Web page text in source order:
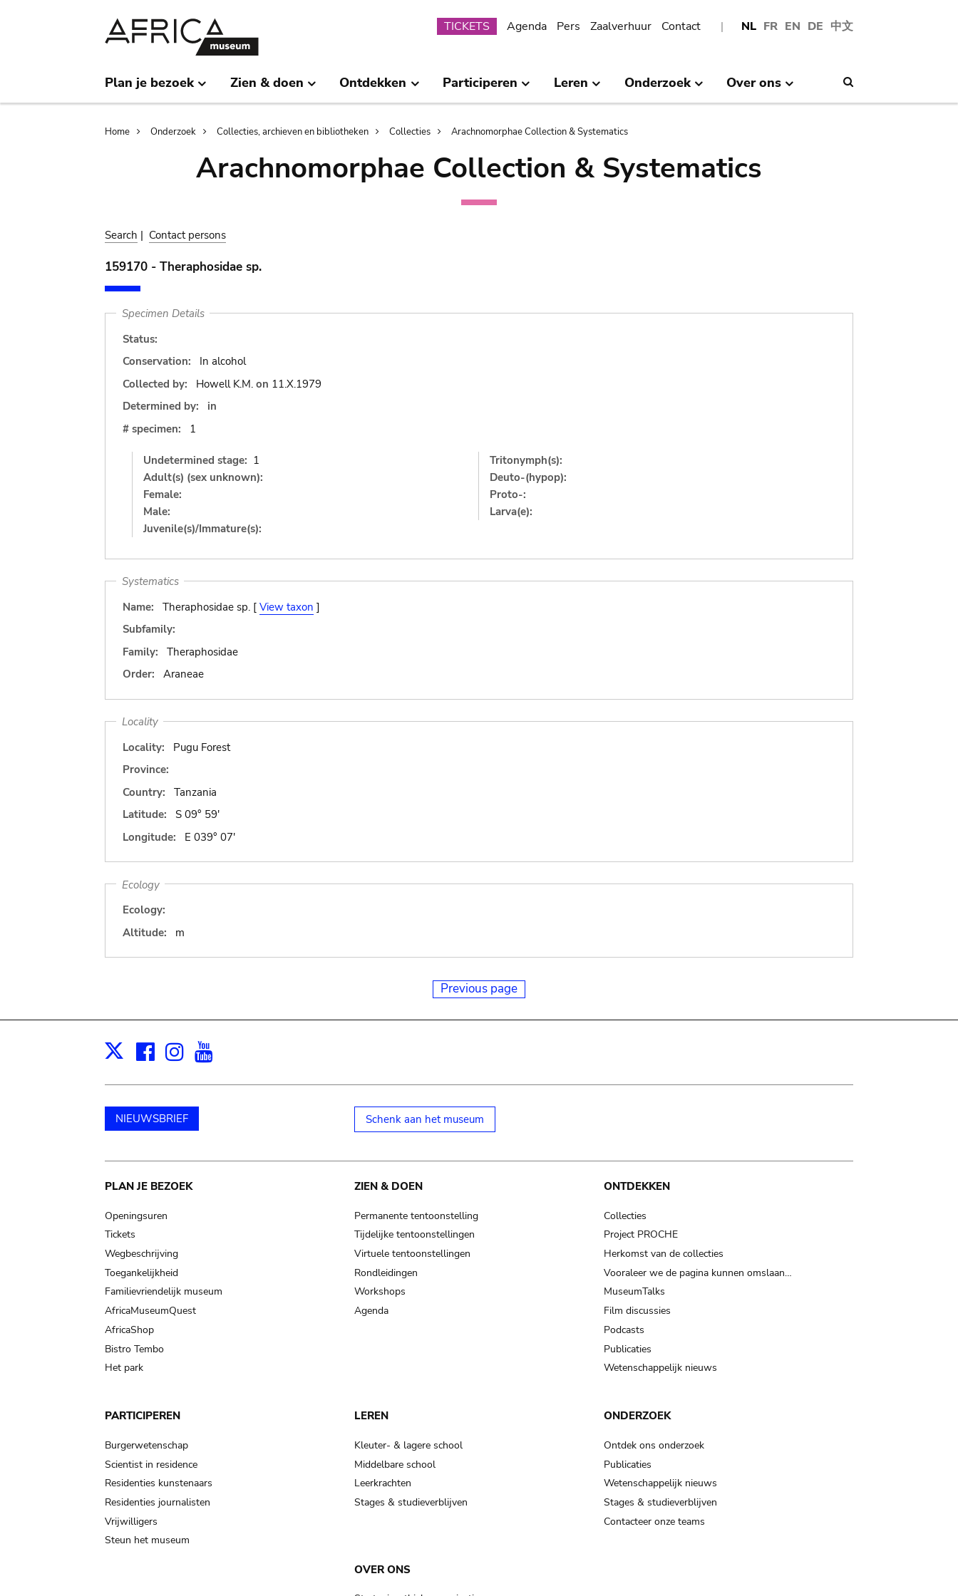
NL FR EN DE 中文
Submenu
TICKETS Agenda Pers Zaalverhuur Contact
Plan je bezoek Zien & doen Ontdekken Participeren Leren Onderzoek Over ons
Breadcrumb
Home Onderzoek Collecties, archieven en bibliotheken Collecties Arachnomorphae Collection & Systematics
Arachnomorphae Collection & Systematics
Search | Contact persons
159170 - Theraphosidae sp.
Specimen Details
Status:
Conservation:
In alcohol
Collected by:
Howell K.M. on 11.X.1979
Determined by:
in
# specimen:
1
Undetermined stage: 1
Adult(s) (sex unknown):
Female:
Male:
Juvenile(s)/Immature(s):
Tritonymph(s):
Deuto-(hypop):
Proto-:
Larva(e):
Systematics
Name:
Theraphosidae sp. [ View taxon ]
Subfamily:
Family:
Theraphosidae
Order:
Araneae
Locality
Locality:
Pugu Forest
Province:
Country:
Tanzania
Latitude:
S 09° 59'
Longitude:
E 039° 07'
Ecology
Ecology:
Altitude:
m
Previous page
X Facebook
Instagram
NIEUWSBRIEF Schenk aan het museum
Main
navigation
PLAN JE BEZOEK
Openingsuren
Tickets
Wegbeschrijving
Toegankelijkheid
Familievriendelijk museum
AfricaMuseumQuest
AfricaShop
Bistro Tembo
Het park
ZIEN & DOEN
Permanente tentoonstelling
Tijdelijke tentoonstellingen
Virtuele tentoonstellingen
Rondleidingen
Workshops
Agenda
ONTDEKKEN
Collecties
Project PROCHE
Herkomst van de collecties
Vooraleer we de pagina kunnen omslaan…
MuseumTalks
Film discussies
Podcasts
Publicaties
Wetenschappelijk nieuws
PARTICIPEREN
Burgerwetenschap
Scientist in residence
Residenties kunstenaars
Residenties journalisten
Vrijwilligers
Steun het museum
LEREN
Kleuter- & lagere school
Middelbare school
Leerkrachten
Stages & studieverblijven
ONDERZOEK
Ontdek ons onderzoek
Publicaties
Wetenschappelijk nieuws
Stages & studieverblijven
Contacteer onze teams
OVER ONS